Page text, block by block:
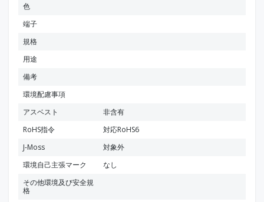
色
端子
規格
用途
備考
環境配慮事項
アスベスト
非含有
RoHS指令
対応RoHS6
J-Moss
対象外
環境自己主張マーク
なし
その他環境及び安全規
格